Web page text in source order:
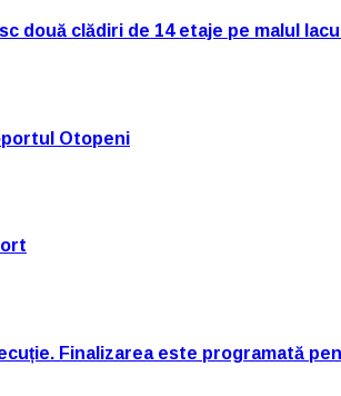
două clădiri de 14 etaje pe malul
Otopeni
Finalizarea este programată